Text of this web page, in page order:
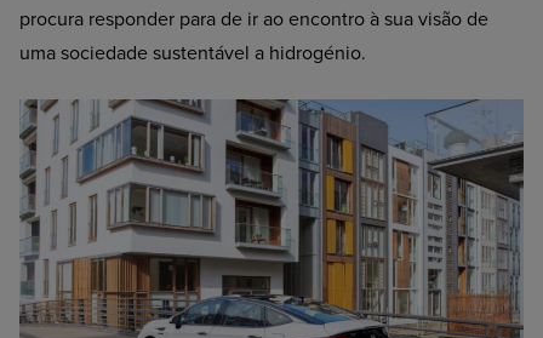
procura responder para de ir ao encontro à sua visão de
uma sociedade sustentável a hidrogénio.